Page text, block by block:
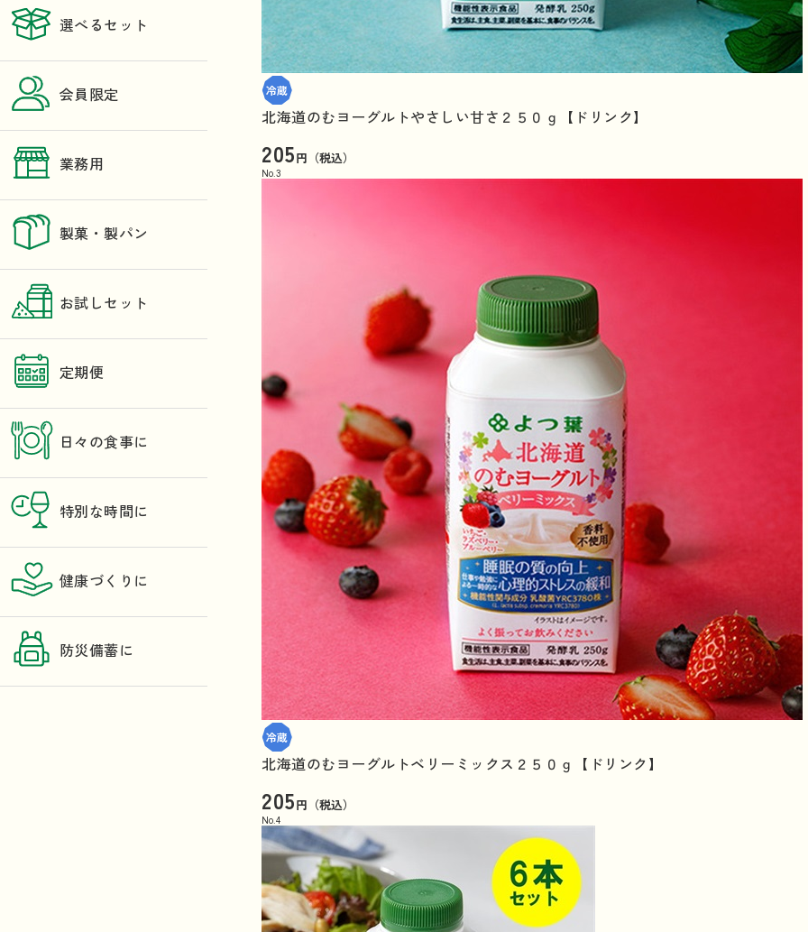
選べるセット
会員限定
業務用
製菓・製パン
お試しセット
定期便
日々の食事に
特別な時間に
健康づくりに
防災備蓄に
北海道のむヨーグルトやさしい甘さ２５０ｇ【ドリンク】
205円（税込）
No.3
北海道のむヨーグルトベリーミックス２５０ｇ【ドリンク】
205円（税込）
No.4